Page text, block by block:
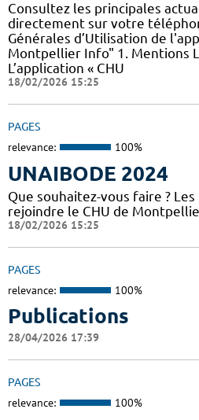
Consultez les principales
directement sur votre
Générales d’Utilisation de
Montpellier Info" 1. Mentions
L’application « CHU
18/02/2026 15:25
PAGES
relevance: 100%
UNAIBODE 2024
Que souhaitez-vous faire ?
rejoindre le CHU de
18/02/2026 15:25
PAGES
relevance: 100%
Publications
28/04/2026 17:39
PAGES
relevance: 100%